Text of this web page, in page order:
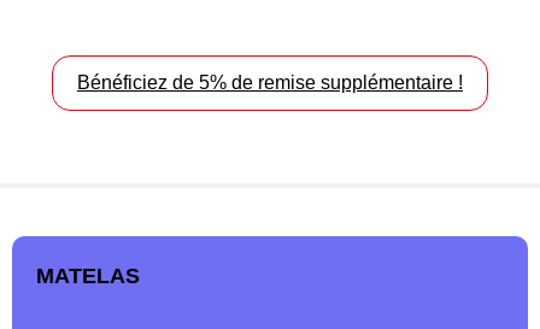
Bénéficiez de 5% de remise supplémentaire !
MATELAS